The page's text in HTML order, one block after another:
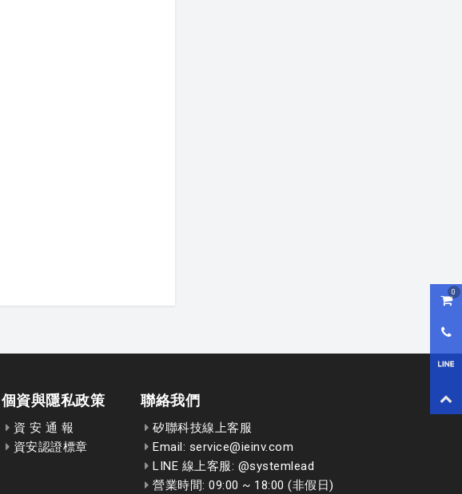
購
0
回
個資與隱私政策
資 安 通 報
資安認證標章
聯絡我們
矽聯科技線上客服
Email: service@ieinv.com
LINE 線上客服: @systemlead
營業時間: 09:00 ~ 18:00 (非假日)